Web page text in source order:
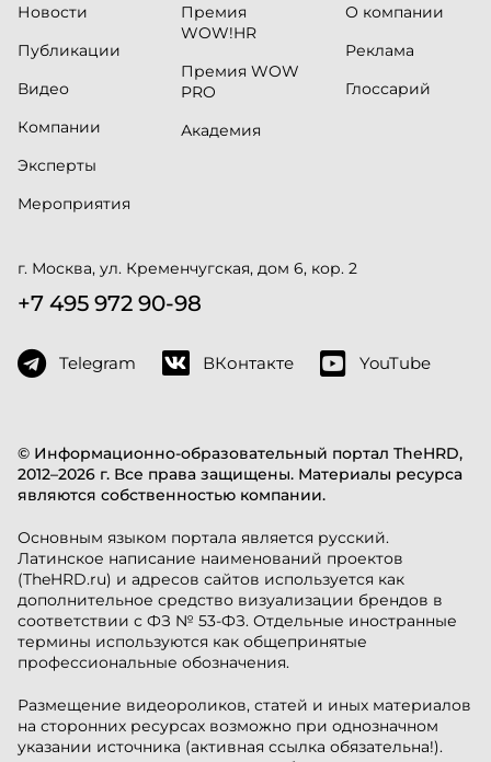
© Информационно-образовательный портал TheHRD,
2012–2026 г. Все права защищены. Материалы ресурса
являются собственностью компании.
Основным языком портала является русский.
Латинское написание наименований проектов
(TheHRD.ru) и адресов сайтов используется как
дополнительное средство визуализации брендов в
соответствии с ФЗ № 53-ФЗ. Отдельные иностранные
термины используются как общепринятые
профессиональные обозначения.
Размещение видеороликов, статей и иных материалов
на сторонних ресурсах возможно при однозначном
указании источника (активная ссылка обязательна!).
Новости
Публикации
Видео
Компании
Эксперты
Мероприятия
Премия
WOW!HR
Премия WOW
PRO
Академия
О компании
Реклама
Глоссарий
г. Москва, ул. Кременчугская, дом 6, кор. 2
+7 495 972 90-98
Telegram ВКонтакте YouTube